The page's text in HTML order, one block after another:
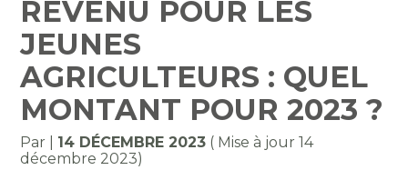
REVENU POUR LES
JEUNES
AGRICULTEURS : QUEL
MONTANT POUR 2023 ?
Par 14 DÉCEMBRE 2023 ( Mise à jour 14
décembre 2023)